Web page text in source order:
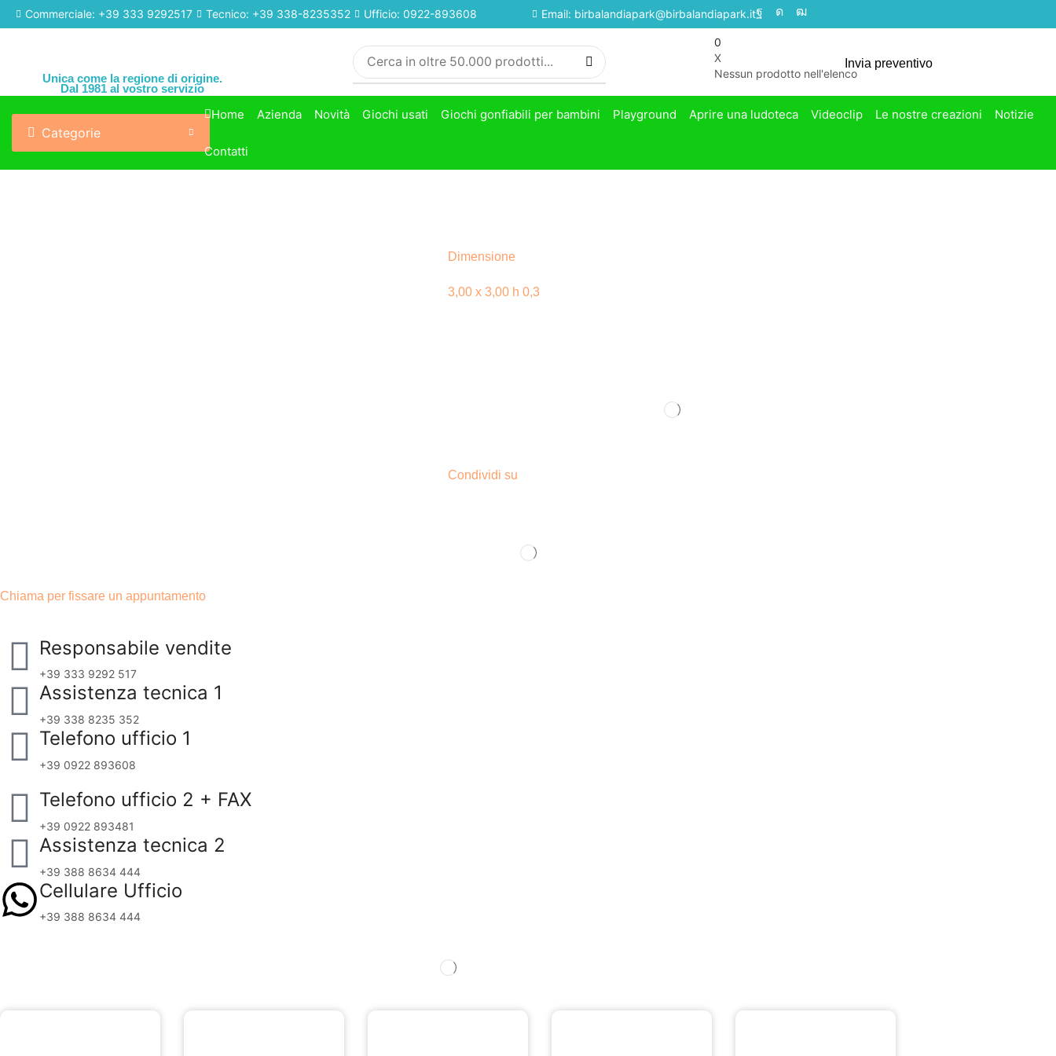
Commerciale: +39 333 9292517 Tecnico: +39 338-8235352 Ufficio: 0922-893608 Email: birbalandiapark@birbalandiapark.it
Unica come la regione di origine.
Dal 1981 al vostro servizio
0
X
Nessun prodotto nell'elenco
Invia preventivo
Categorie
Home Azienda Novità Giochi usati Giochi gonfiabili per bambini Playground Aprire una ludoteca Videoclip Le nostre creazioni Notizie
Contatti
Dimensione
3,00 x 3,00 h 0,3
Condividi su
Chiama per fissare un appuntamento
Responsabile vendite
+39 333 9292 517
Assistenza tecnica 1
+39 338 8235 352
Telefono ufficio 1
+39 0922 893608
Telefono ufficio 2 + FAX
+39 0922 893481
Assistenza tecnica 2
+39 388 8634 444
Cellulare Ufficio
+39 388 8634 444